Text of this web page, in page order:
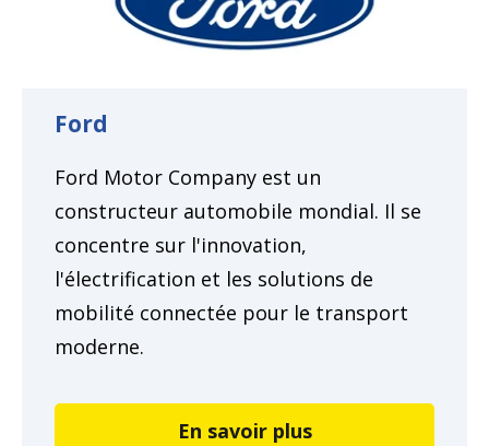
Ford
Ford Motor Company est un
constructeur automobile mondial. Il se
concentre sur l'innovation,
l'électrification et les solutions de
mobilité connectée pour le transport
moderne.
En savoir plus